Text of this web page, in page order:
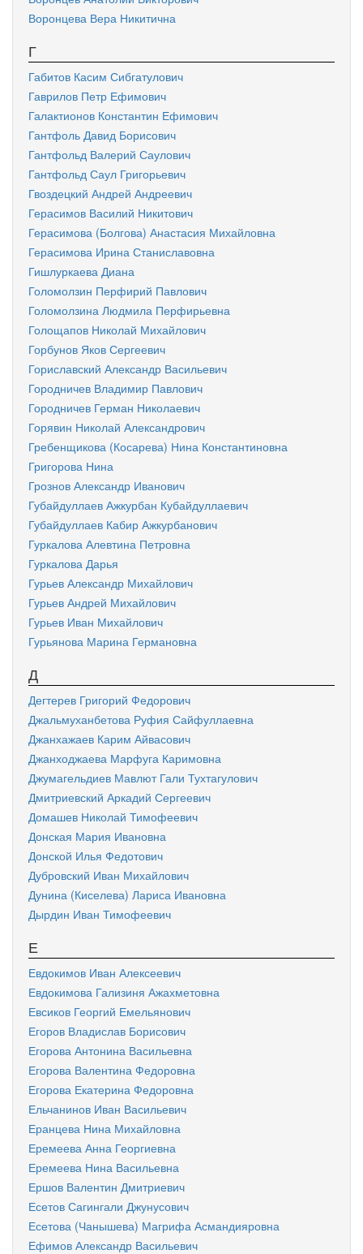
Воронцева Вера Никитична
Г
Габитов Касим Сибгатулович
Гаврилов Петр Ефимович
Галактионов Константин Ефимович
Гантфоль Давид Борисович
Гантфольд Валерий Саулович
Гантфольд Саул Григорьевич
Гвоздецкий Андрей Андреевич
Герасимов Василий Никитович
Герасимова (Болгова) Анастасия Михайловна
Герасимова Ирина Станиславовна
Гишлуркаева Диана
Голомолзин Перфирий Павлович
Голомолзина Людмила Перфирьевна
Голощапов Николай Михайлович
Горбунов Яков Сергеевич
Гориславский Александр Васильевич
Городничев Владимир Павлович
Городничев Герман Николаевич
Горявин Николай Александрович
Гребенщикова (Косарева) Нина Константиновна
Григорова Нина
Грознов Александр Иванович
Губайдуллаев Ажкурбан Кубайдуллаевич
Губайдуллаев Кабир Ажкурбанович
Гуркалова Алевтина Петровна
Гуркалова Дарья
Гурьев Александр Михайлович
Гурьев Андрей Михайлович
Гурьев Иван Михайлович
Гурьянова Марина Германовна
Д
Дегтерев Григорий Федорович
Джальмуханбетова Руфия Сайфуллаевна
Джанхажаев Карим Айвасович
Джанходжаева Марфуга Каримовна
Джумагельдиев Мавлют Гали Тухтагулович
Дмитриевский Аркадий Сергеевич
Домашев Николай Тимофеевич
Донская Мария Ивановна
Донской Илья Федотович
Дубровский Иван Михайлович
Дунина (Киселева) Лариса Ивановна
Дырдин Иван Тимофеевич
Е
Евдокимов Иван Алексеевич
Евдокимова Гализиня Ажахметовна
Евсиков Георгий Емельянович
Егоров Владислав Борисович
Егорова Антонина Васильевна
Егорова Валентина Федоровна
Егорова Екатерина Федоровна
Ельчанинов Иван Васильевич
Еранцева Нина Михайловна
Еремеева Анна Георгиевна
Еремеева Нина Васильевна
Ершов Валентин Дмитриевич
Есетов Сагингали Джунусович
Есетова (Чанышева) Магрифа Асмандияровна
Ефимов Александр Васильевич